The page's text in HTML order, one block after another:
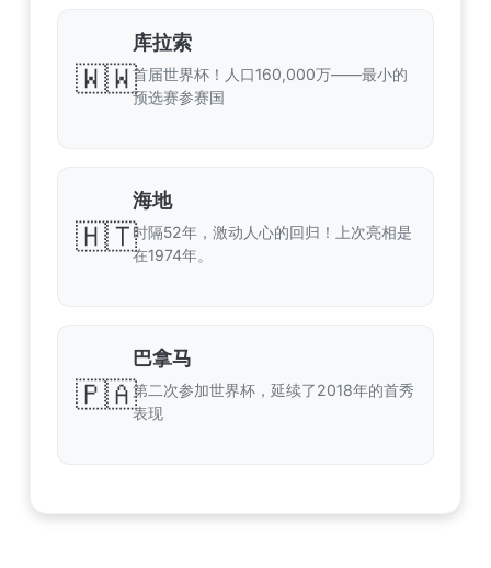
🇼🇼
库拉索
首届世界杯！人口160,000万——最小的
预选赛参赛国
🇭🇹
海地
时隔52年，激动人心的回归！上次亮相是
在1974年。
🇵🇦
巴拿马
第二次参加世界杯，延续了2018年的首秀
表现